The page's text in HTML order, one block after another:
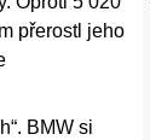
přerostl jeho
BMW si